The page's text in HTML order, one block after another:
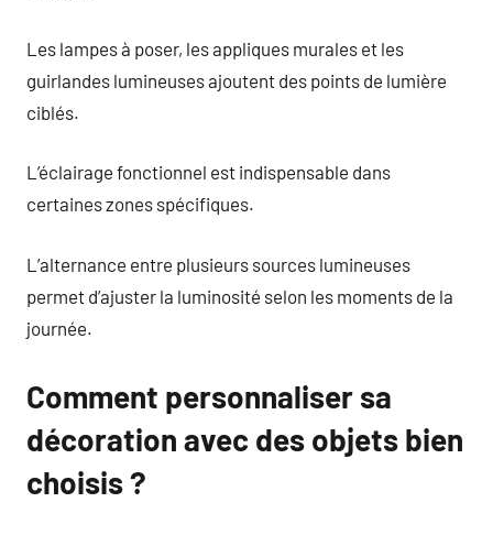
Les lampes à poser, les appliques murales et les
guirlandes lumineuses ajoutent des points de lumière
ciblés.
L’éclairage fonctionnel est indispensable dans
certaines zones spécifiques.
L’alternance entre plusieurs sources lumineuses
permet d’ajuster la luminosité selon les moments de la
journée.
Comment personnaliser sa
décoration avec des objets bien
choisis ?